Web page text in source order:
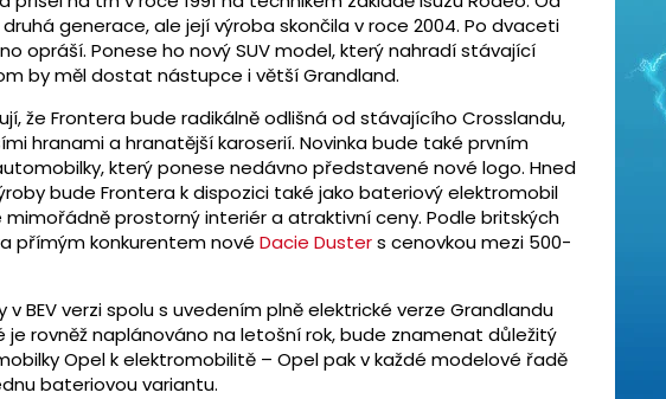
druhá generace, ale její výroba skončila v roce 2004. Po dvaceti
opráší. Ponese ho nový SUV model, který nahradí stávající
by měl dostat nástupce i větší Grandland.
že Frontera bude radikálně odlišná od stávajícího Crosslandu,
hranami a hranatější karoserií. Novinka bude také prvním
který ponese nedávno představené nové logo. Hned
bude Frontera k dispozici také jako bateriový elektromobil
mimořádně prostorný interiér a atraktivní ceny. Podle britských
přímým konkurentem nové Dacie Dusters cenovkou mezi 500-
v BEV verzi spolu s uvedením plně elektrické verze Grandlandu
rovněž naplánováno na letošní rok, bude znamenat důležitý
Opel k elektromobilitě – Opel pak v každé modelové řadě
bateriovou variantu.